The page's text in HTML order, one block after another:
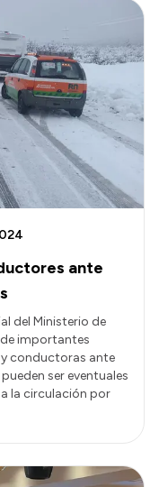
ante
del Ministerio de
importantes
conductoras ante
ser eventuales
la circulación por